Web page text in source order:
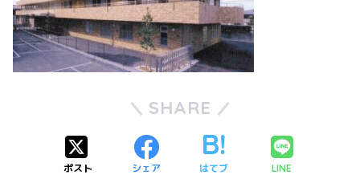
SHARE
ポスト シェア はてブ LINE